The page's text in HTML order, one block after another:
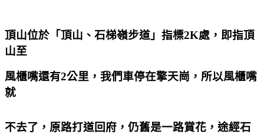
頂山位於「頂山、石梯嶺步道」指標2K處，即指頂
山至
風櫃嘴還有2公里，我們車停在擎天崗，所以風櫃嘴
就
不去了，原路打道回府，仍舊是一路賞花，途經石